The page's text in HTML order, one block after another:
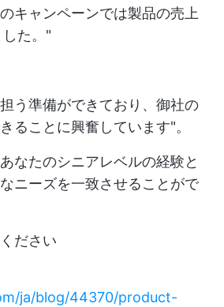
キャンペーンでは製品の売上
た。"
う準備ができており、御社の
ることに興奮しています"。
なたのシニアレベルの経験と
ニーズを一致させることがで
ださい
ja/blog/44370/product-